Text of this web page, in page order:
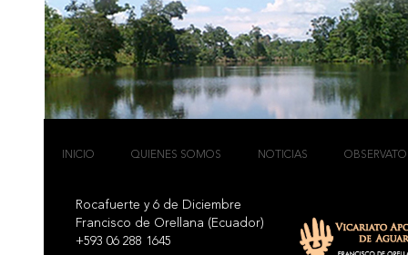
INICIO QUIENES SOMOS NOTICIAS
Rocafuerte y 6 de Diciembre
Francisco de Orellana (Ecuador)
+593 06 288 1645